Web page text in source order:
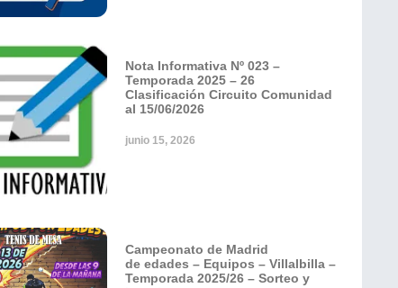
Nota Informativa Nº 023 –
Temporada 2025 – 26
Clasificación Circuito Comunidad
al 15/06/2026
junio 15, 2026
Campeonato de Madrid
de edades – Equipos – Villalbilla –
Temporada 2025/26 – Sorteo y